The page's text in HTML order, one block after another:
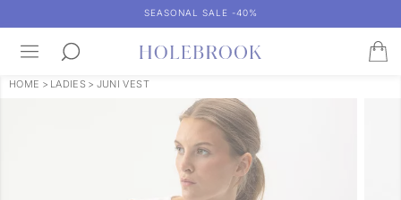
SEASONAL SALE -40%
HOME > LADIES > JUNI VEST